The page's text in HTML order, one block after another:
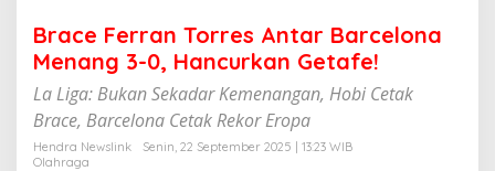
n
a
M
e
n
a
n
Brace Ferran Torres Antar Barcelona
Menang 3-0, Hancurkan Getafe!
La Liga: Bukan Sekadar Kemenangan, Hobi Cetak
Brace, Barcelona Cetak Rekor Eropa
Hendra Newslink
Senin, 22 September 2025 | 13:23 WIB
Olahraga